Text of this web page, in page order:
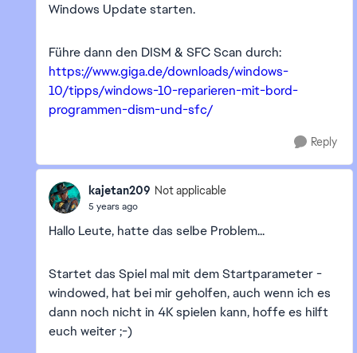
Windows Update starten.
Führe dann den DISM & SFC Scan durch:
https://www.giga.de/downloads/windows-
10/tipps/windows-10-reparieren-mit-bord-
programmen-dism-und-sfc/
Reply
kajetan209 Not applicable
5 years ago
Hallo Leute, hatte das selbe Problem...
Startet das Spiel mal mit dem Startparameter -
windowed, hat bei mir geholfen, auch wenn ich es
dann noch nicht in 4K spielen kann, hoffe es hilft
euch weiter ;-)